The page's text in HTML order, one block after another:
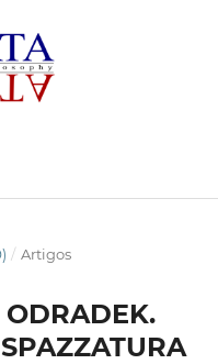
/ Artigos